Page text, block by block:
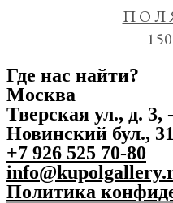
Где нас найти?
Москва
Тверская ул., д. 3,
Новинский бул.,
+7 926 525 70-80
Политика